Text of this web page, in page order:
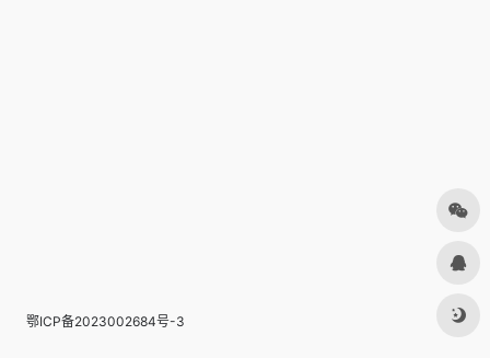
鄂ICP备2023002684号-3